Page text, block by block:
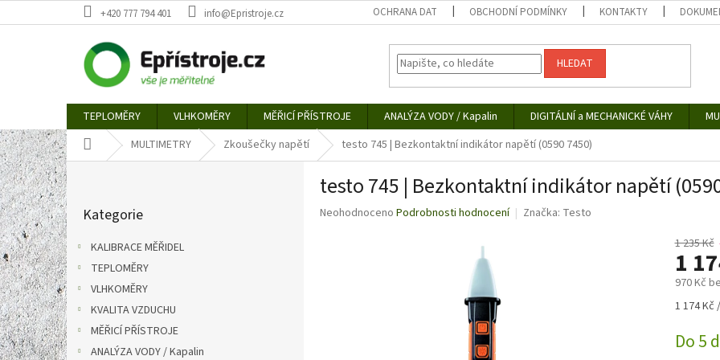
na
+420 777 794 401 info@Epristroje.cz OCHRANA DAT OBCHODNÍ PODMÍNKY KONTAKTY
HLEDAT
TEPLOMĚRY VLHKOMĚRY MĚŘICÍ PŘÍSTROJE ANALÝZA VODY / Kapalin DIGITÁLNÍ a MECHANICKÉ VÁHY
Domů MULTIMETRY Zkoušečky napětí testo 745 | Bezkontaktní indikátor napětí (0590 7450)
P
o
s
t
r
a
n
n
í
p
a
kategorie
Kategorie
KALIBRACE MĚŘIDEL
TEPLOMĚRY
VLHKOMĚRY
KVALITA VZDUCHU
MĚŘICÍ PŘÍSTROJE
ANALÝZA VODY / Kapalin
testo 745 | Bezkontaktní indikátor napětí
Průměrné
Neohodnoceno Podrobnosti hodnocení Značka: Testo
1 235 Kč
1
970 Kč
Měrná
1 174 Kč
Do 5